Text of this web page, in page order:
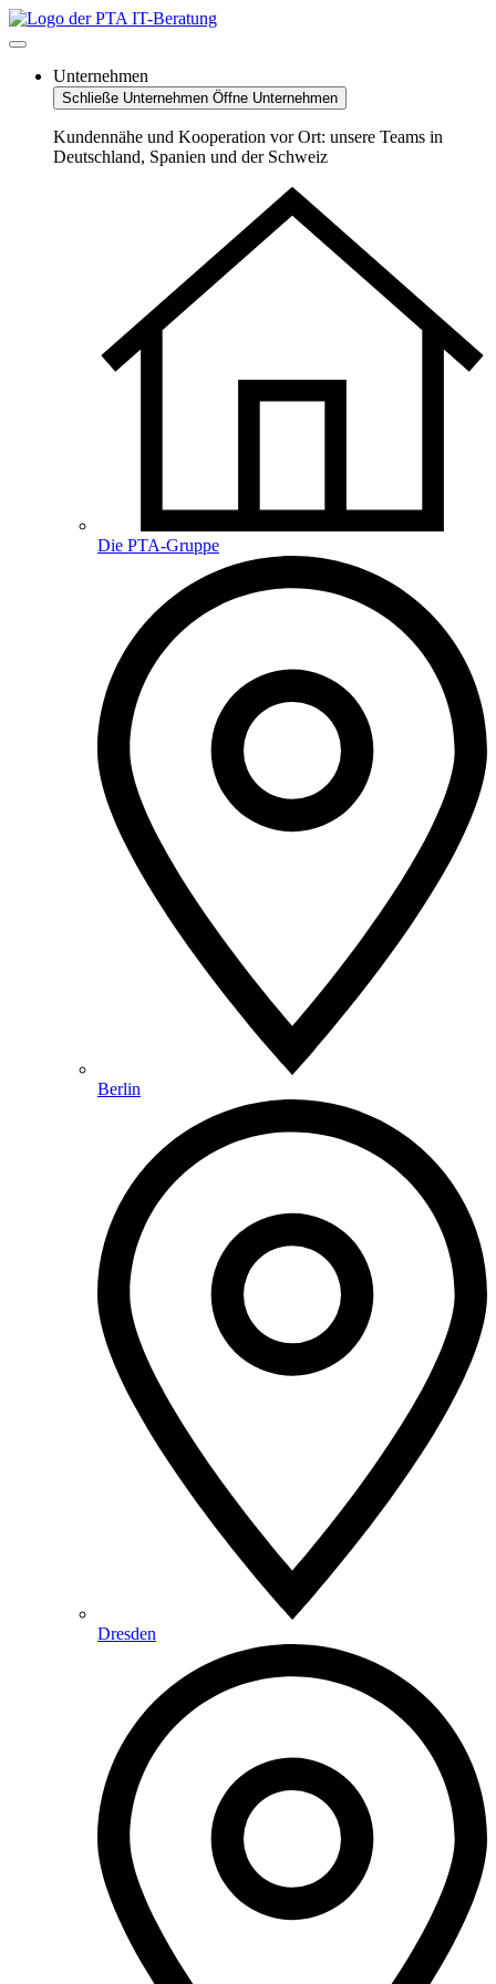
Zum
Inhalt
Unternehmen
Schließe Unternehmen Öffne Unternehmen
Kundennähe und Kooperation vor Ort: unsere Teams in
Deutschland, Spanien und der Schweiz
Die PTA-Gruppe
Berlin
Dresden